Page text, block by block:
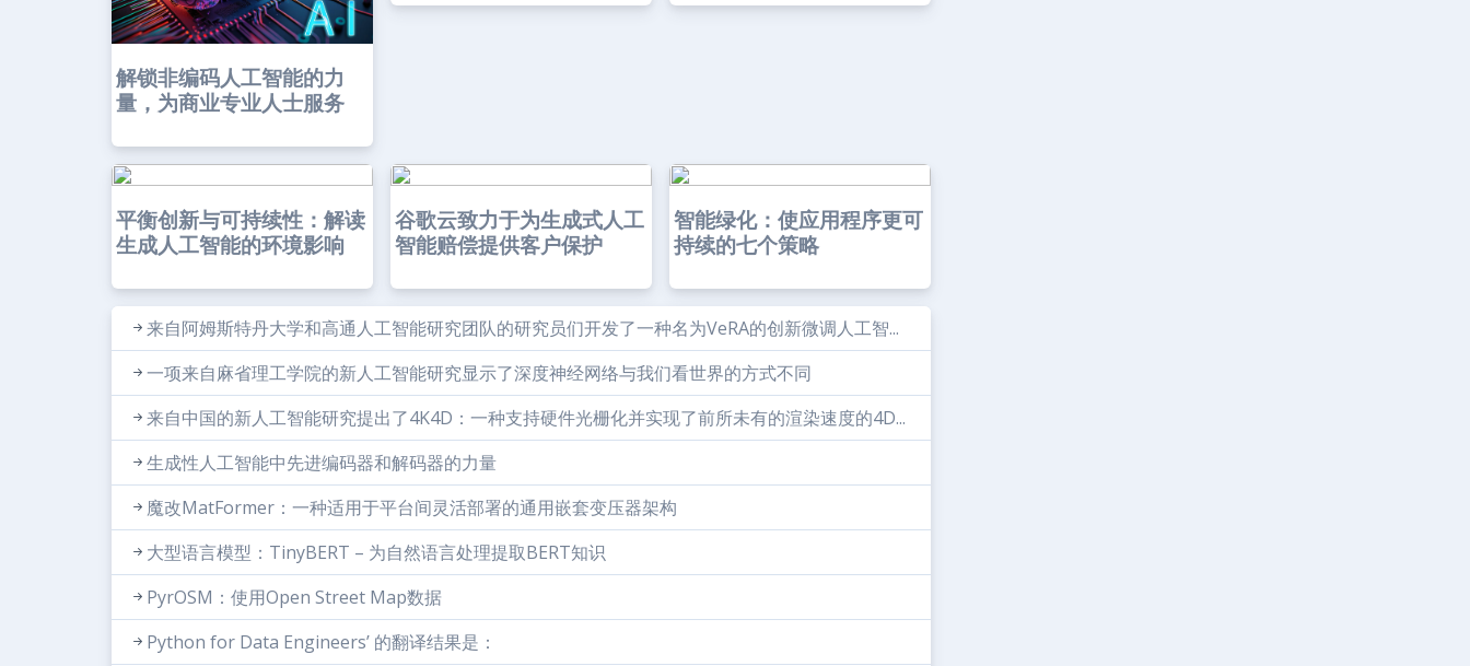
解锁非编码人工智能的力
量，为商业专业人士服务
平衡创新与可持续性：解读
生成人工智能的环境影响
谷歌云致力于为生成式人工
智能赔偿提供客户保护
智能绿化：使应用程序更可
持续的七个策略
来自阿姆斯特丹大学和高通人工智能研究团队的研究员们开发了一种名为VeRA的创新微调人工智...
一项来自麻省理工学院的新人工智能研究显示了深度神经网络与我们看世界的方式不同
来自中国的新人工智能研究提出了4K4D：一种支持硬件光栅化并实现了前所未有的渲染速度的4D...
生成性人工智能中先进编码器和解码器的力量
魔改MatFormer：一种适用于平台间灵活部署的通用嵌套变压器架构
大型语言模型：TinyBERT – 为自然语言处理提取BERT知识
PyrOSM：使用Open Street Map数据
Python for Data Engineers’ 的翻译结果是：